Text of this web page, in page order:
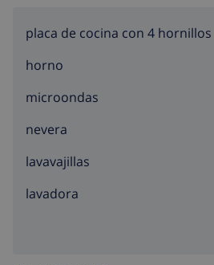
placa de cocina con 4 hornillos
horno
microondas
nevera
lavavajillas
lavadora